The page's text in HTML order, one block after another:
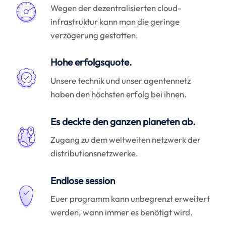
Wegen der dezentralisierten cloud-
infrastruktur kann man die geringe
verzögerung gestatten.
Hohe erfolgsquote.
Unsere technik und unser agentennetz
haben den höchsten erfolg bei ihnen.
Es deckte den ganzen planeten ab.
Zugang zu dem weltweiten netzwerk der
distributionsnetzwerke.
Endlose session
Euer programm kann unbegrenzt erweitert
werden, wann immer es benötigt wird.